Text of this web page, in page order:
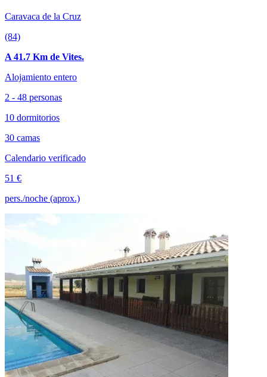
Caravaca de la Cruz
(84)
A 41.7 Km de Vites.
Alojamiento entero
2 - 48 personas
10 dormitorios
30 camas
Calendario verificado
51 €
pers./noche (aprox.)